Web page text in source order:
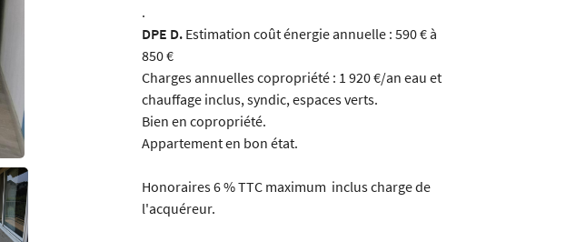
.
DPE D. Estimation coût énergie annuelle : 590 € à
850 €
Charges annuelles copropriété : 1 920 €/an eau et
chauffage inclus, syndic, espaces verts.
Bien en copropriété.
Appartement en bon état.
Honoraires 6 % TTC maximum inclus charge de
l'acquéreur.